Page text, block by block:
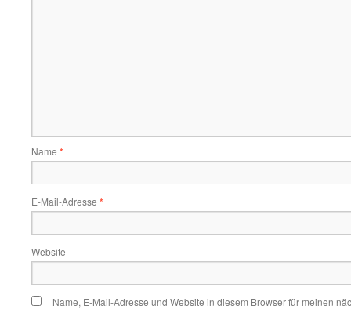
Name *
E-Mail-Adresse *
Website
Name, E-Mail-Adresse und Website in diesem Browser für meinen